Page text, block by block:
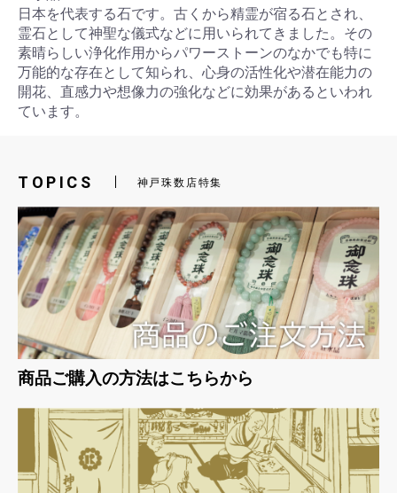
日本を代表する石です。古くから精霊が宿る石とされ、
霊石として神聖な儀式などに用いられてきました。その
素晴らしい浄化作用からパワーストーンのなかでも特に
万能的な存在として知られ、心身の活性化や潜在能力の
開花、直感力や想像力の強化などに効果があるといわれ
ています。
TOPICS 神戸珠数店特集
商品ご購入の方法はこちらから